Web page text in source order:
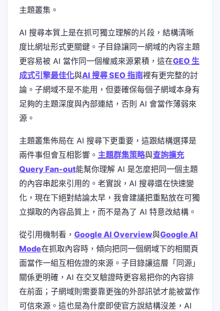
主題叢集。
AI 搜尋本質上是在抓可獨立理解的片段，結構清晰
度比網址形式更關鍵。子目錄讓同一網域的內容主題
更容易被 AI 當作同一個權威來源累積，這在GEO 生
成式引擎最佳化與AI 搜尋 SEO 指南裡有更完整的討
論。子網域不是不能用，但要確保每個子網域本身有
足夠的主題深度與內部連結，否則 AI 會當作薄弱來
源。
主題叢集佈局在 AI 搜尋下更重要，這跟結構選擇是
兩件事但會互相影響。 主題群集策略與查詢擴充
Query Fan-out能幫你理解 AI 是怎麼把同一個主題
的內容串起來引用的。老實說，AI 搜尋還在快速變
化，現在下絕對結論太早，我會建議把重點放在可獨
立擷取的內容品質上，而不是為了 AI 特意改結構。
從引用機制看， Google AI Overview與Google AI
Mode在抓取內容時，傾向把同一個網域下的相關頁
面當作一組互相佐證的來源。子目錄讓這層「同源」
關係更明確，AI 在交叉驗證時更容易把你的內容排
在前面；子網域則需要靠更強的外部訊號才能被當作
可信來源。這也是為什麼即使官方說結構沒差，AI